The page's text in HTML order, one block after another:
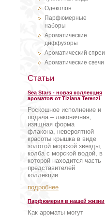
Одеколон
Парфюмерные
наборы
Ароматические
диффузоры
Ароматический спреи
Ароматические свечи
Статьи
Sea Stars - новая коллекция
ароматов от Tiziana Terenzi
Роскошное исполнение и
подача – лаконичная,
изящная форма
флакона, невероятной
красоты крышка в виде
золотой морской звезды,
колба с морской водой, в
которой находится часть
представителей
коллекции.
подробнее
Парфюмерия в нашей жизни
Как ароматы могут